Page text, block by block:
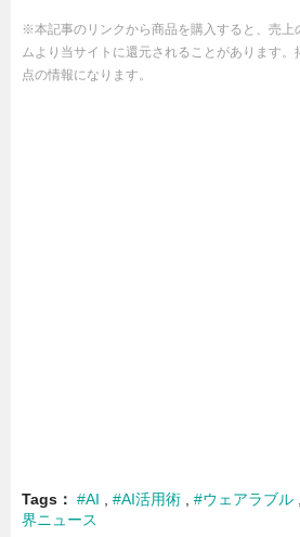
※本記事のリンクから商品を購入すると、売上
ムより当サイトに還元されることがあります
点の情報になります。
Tags #AI #AI活用術 #ウェアラブル
界ニュース